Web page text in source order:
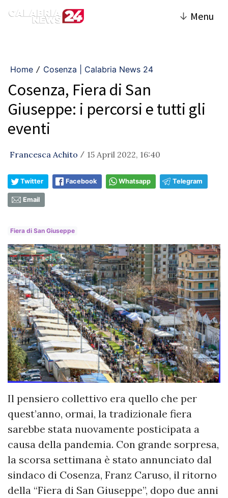
↓ Menu
Home / Cosenza | Calabria News 24
Cosenza, Fiera di San
Giuseppe: i percorsi e tutti gli
eventi
Francesca Achito / 15 April 2022, 16:40
Twitter Facebook Whatsapp Telegram
Email
Fiera di San Giuseppe
Il pensiero collettivo era quello che per
quest’anno, ormai, la tradizionale fiera
sarebbe stata nuovamente posticipata a
causa della pandemia. Con grande sorpresa,
la scorsa settimana è stato annunciato dal
sindaco di Cosenza, Franz Caruso, il ritorno
della “Fiera di San Giuseppe”, dopo due anni